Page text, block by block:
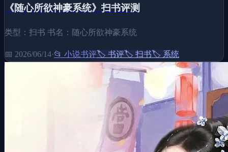
《随心所欲神豪系统》扫书评测
类型：扫书 书名：随心所欲神豪系统
📅 2026/06/14·📂 小说书评🏷️ 书评🏷️ 扫书🏷️ 系统